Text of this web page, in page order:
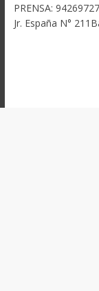
PRENSA:
Jr. España N°